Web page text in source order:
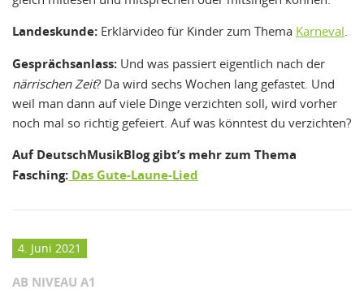
Landeskunde: Erklärvideo für Kinder zum Thema Karneval
Gesprächsanlass: Und was passiert eigentlich nach der
närrischen Zeit? Da wird sechs Wochen lang gefastet. Und
weil man dann auf viele Dinge verzichten soll, wird vorher
noch mal so richtig gefeiert. Auf was könntest du verzichten?
Auf DeutschMusikBlog gibt’s mehr zum Thema
Fasching: Das Gute-Laune-Lied
4. Juni 2021
AB NIVEAU A1